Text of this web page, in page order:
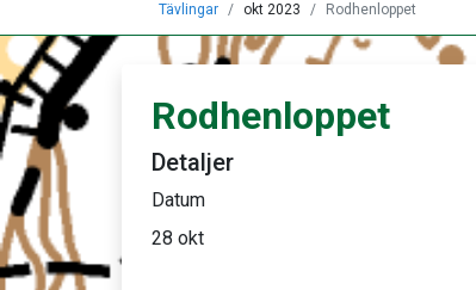
Tävlingar okt 2023 Rodhenloppet
Rodhenloppet
Detaljer
Datum
28 okt